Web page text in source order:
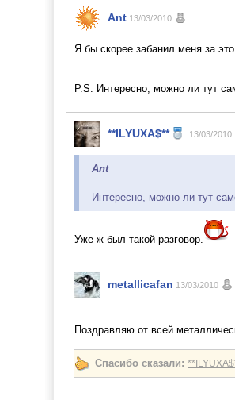
Ant 13/03/2010
Я бы скорее забанил меня за
P.S. Интересно, можно ли тут
**ILYUXA$** 13/03/2010
Ant
Интересно, можно ли тут
Уже ж был такой разговор.
metallicafan 13/03/2010
Поздравляю от всей
Спасибо сказали: